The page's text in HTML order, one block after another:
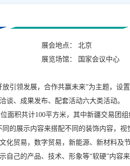
展会地点： 北京
展览场馆： 国家会议中心
引领发展，合作共赢未来”为主题，设
谈、成果发布、配套活动六大类活动。
积共计100平方米，其中新疆交易团
的展示内容来搭配不同的装饰内容，
化贸易，数字贸易，新能源、新材料
己的产品、技术、形象等“软硬”内容来